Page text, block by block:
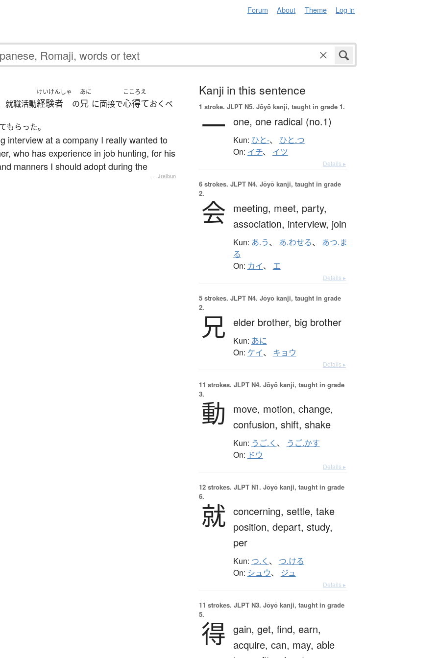
Forum About Theme Log in
就職活動
けいけんしゃ
経験者 の
あに
兄 に面接で
こころえ
心得ておくべ
もらった。
interview at a company I really wanted to
who has experience in job hunting, for his
manners I should adopt during the
— Jreibun
Kanji in this sentence
1 stroke. JLPT N5. Jōyō kanji, taught in grade 1.
一 one, one radical (no.1)
Kun: ひと-、 ひと.つ
On: イチ、 イツ
Details ▸
6 strokes. JLPT N4. Jōyō kanji, taught in grade
2.
会 meeting, meet, party,
association, interview, join
Kun: あ.う、 あ.わせる、 あつ.ま
る
On: カイ、 エ
Details ▸
5 strokes. JLPT N4. Jōyō kanji, taught in grade
2.
兄 elder brother, big brother
Kun: あに
On: ケイ、 キョウ
Details ▸
11 strokes. JLPT N4. Jōyō kanji, taught in grade
3.
動 move, motion, change,
confusion, shift, shake
Kun: うご.く 、 うご.かす
On: ドウ
Details ▸
12 strokes. JLPT N1. Jōyō kanji, taught in grade
6.
就 concerning, settle, take
position, depart, study,
per
Kun: つ.く 、 つ.ける
On: シュウ、 ジュ
Details ▸
11 strokes. JLPT N3. Jōyō kanji, taught in grade
5.
得 gain, get, find, earn,
acquire, can, may, able